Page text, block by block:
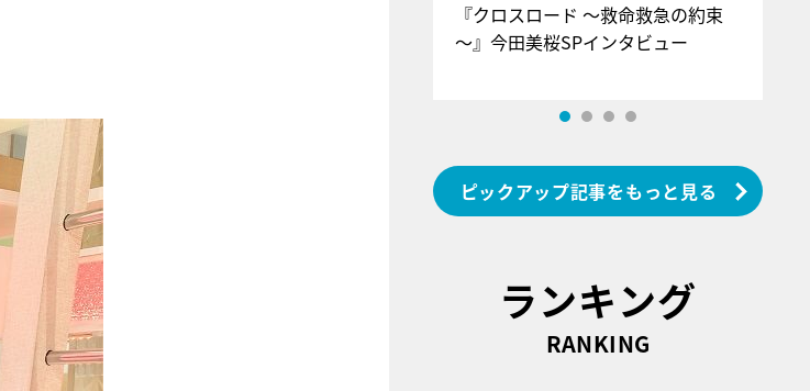
『クロスロード ～救命救急の約束
～』今田美桜SPインタビュー
ピックアップ記事をもっと見る
ランキング
RANKING